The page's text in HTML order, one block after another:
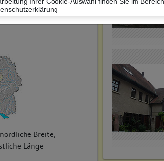
Breite,
Länge